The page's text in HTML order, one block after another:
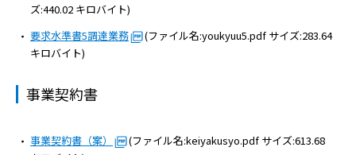
ズ:440.02 キロバイト)
要求水準書5調達業務
(ファイル名:youkyuu5.pdf サイズ:283.64
キロバイト)
事業契約書
事業契約書（案）
(ファイル名:keiyakusyo.pdf サイズ:613.68